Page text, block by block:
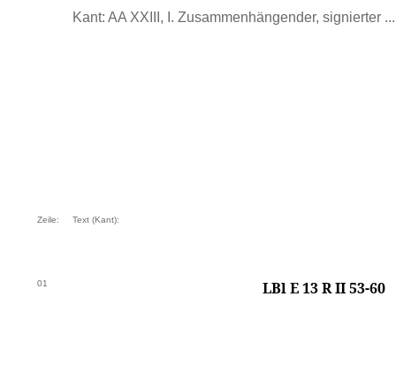
Kant: AA XXIII, I. Zusammenhängender, signierter
Zeile: Text (Kant):
01 LBl E 13 R II 53-60